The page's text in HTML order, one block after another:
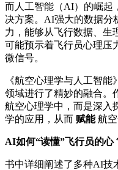
而人工智能（AI）的崛起
决方案。AI强大的数据分
力，能够从飞行数据、生
可能预示着飞行员心理压
微信号。
《航空心理学与人工智
领域进行了精妙的融合。
航空心理学中，而是深入
学的应用，从而 赋能航空
AI如何“读懂”飞行员的心
书中详细阐述了多种AI技